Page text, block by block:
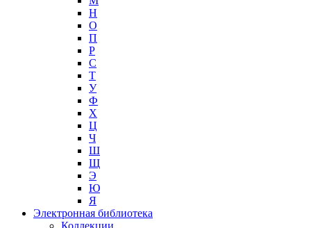
Н
О
П
Р
С
Т
У
Ф
Х
Ц
Ч
Ш
Щ
Э
Ю
Я
Электронная библиотека
Коллекции